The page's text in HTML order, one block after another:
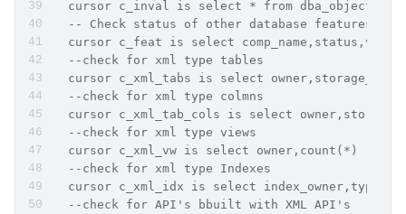
cursor c_inval is select * from dba_objects
  -- Check status of other database features
cursor c_feat is select
  --check for xml type tables
cursor c_xml_tabs is select
  --check for xml type colmns
cursor c_xml_tab_cols is select
  --check for xml type views
cursor c_xml_vw is select owner,count(*)
  --check for xml type Indexes
cursor c_xml_idx is select
  --check for API's bbuilt with XML API's